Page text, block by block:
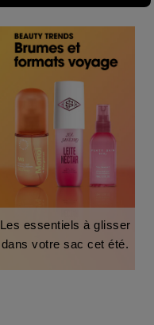
Les essentiels à glisser
dans votre sac cet été.